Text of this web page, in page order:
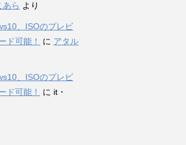
あら より
、ISOのプレビ
ド可能！
に アタル
、ISOのプレビ
ド可能！
に it・